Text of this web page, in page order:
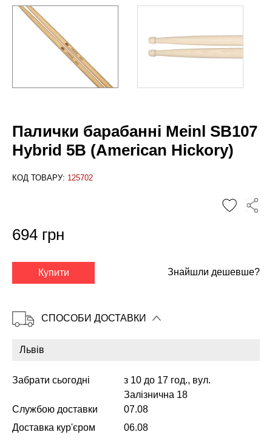
Палички барабанні Meinl SB107
Hybrid 5B (American Hickory)
КОД ТОВАРУ: 125702
✕
Копіювати
694 грн
Купити Знайшли дешевше?
СПОСОБИ ДОСТАВКИ
Забрати сьогодні
з 10 до 17 год., вул.
Залізнична 18
Службою доставки
07.08
Доставка кур'єром
06.08